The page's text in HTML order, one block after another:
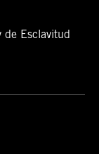
de Esclavitud